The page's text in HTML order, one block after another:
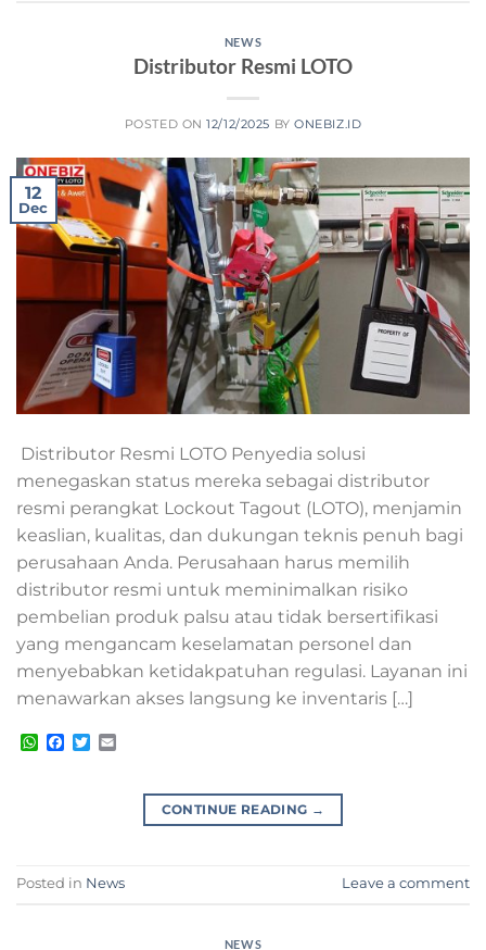
NEWS
Distributor Resmi LOTO
POSTED ON12/12/2025 BYONEBIZ.ID
12
Dec
Distributor Resmi LOTO Penyedia solusi
menegaskan status mereka sebagai distributor
resmi perangkat Lockout Tagout (LOTO), menjamin
keaslian, kualitas, dan dukungan teknis penuh bagi
perusahaan Anda. Perusahaan harus memilih
distributor resmi untuk meminimalkan risiko
pembelian produk palsu atau tidak bersertifikasi
yang mengancam keselamatan personel dan
menyebabkan ketidakpatuhan regulasi. Layanan ini
menawarkan akses langsung ke inventaris […]
WhatsApp
Facebook
Twitter
CONTINUE READING →
Posted in News Leave a comment
NEWS